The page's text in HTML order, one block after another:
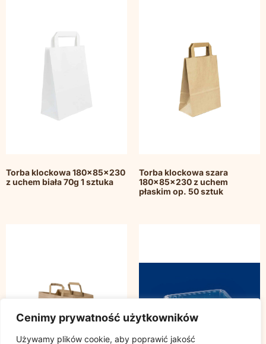
Cenimy prywatność użytkowników
Używamy plików cookie, aby poprawić jakość
Torba klockowa 180x85x230
z uchem biała 70g 1 sztuka
Torba klockowa szara
180x85x230 z uchem
płaskim op. 50 sztuk